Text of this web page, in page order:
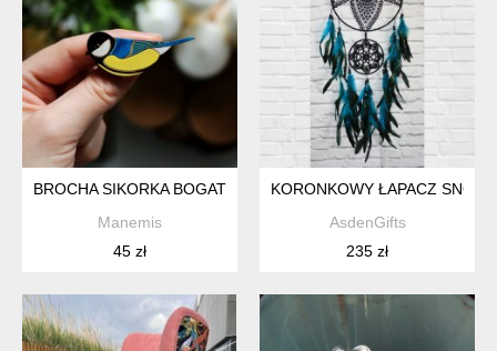
BROCHA SIKORKA BOGATKA
Manemis
45 zł
KORONKOWY ŁAPACZ
AsdenGifts
235 zł